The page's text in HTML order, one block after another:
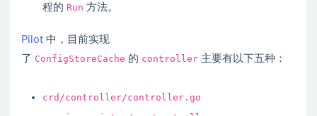
程的 Run 方法。
Pilot 中，目前实现
了 ConfigStoreCache 的 controller 主要有以下五种：
crd/controller/controller.go